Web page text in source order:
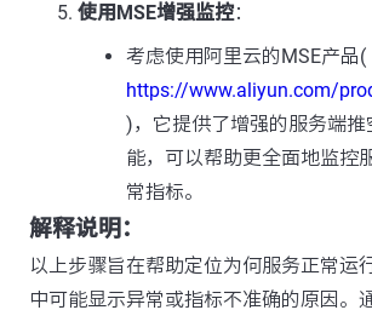
使用MSE增强监控：
考虑使用阿里云的MSE产品(
https://www.aliyun.com/
)，它提供了增强的服务端推
能，可以帮助更全面地监控
常指标。
解释说明：
以上步骤旨在帮助定位为何服务正常运
中可能显示异常或指标不准确的原因。